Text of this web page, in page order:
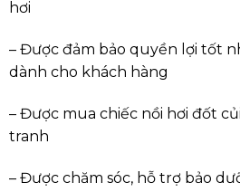
hơi
– Được đảm bảo quyền lợi tốt
dành cho khách hàng
– Được mua chiếc nồi hơi đốt
tranh
– Được chăm sóc, hỗ trợ bảo